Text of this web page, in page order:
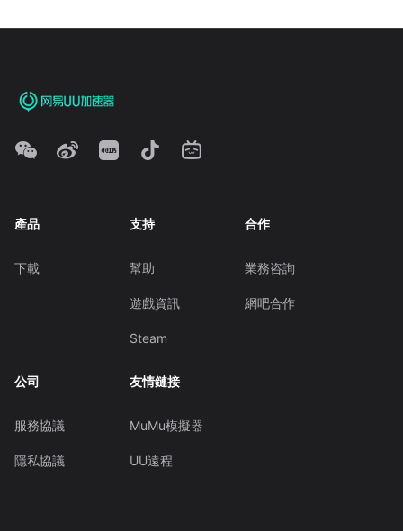
產品
下載
支持
幫助
遊戲資訊
Steam
合作
業務咨詢
網吧合作
公司
服務協議
隱私協議
友情鏈接
MuMu模擬器
UU遠程